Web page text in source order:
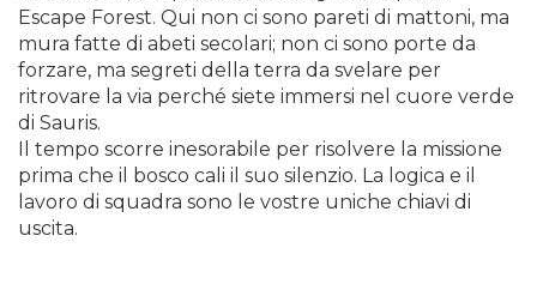
Escape Forest. Qui non ci sono pareti di mattoni, ma
mura fatte di abeti secolari; non ci sono porte da
forzare, ma segreti della terra da svelare per
ritrovare la via perché siete immersi nel cuore verde
di Sauris.
Il tempo scorre inesorabile per risolvere la missione
prima che il bosco cali il suo silenzio. La logica e il
lavoro di squadra sono le vostre uniche chiavi di
uscita.